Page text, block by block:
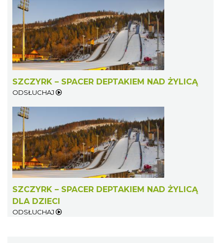
SZCZYRK – SPACER DEPTAKIEM NAD ŻYLICĄ
ODSŁUCHAJ
SZCZYRK – SPACER DEPTAKIEM NAD ŻYLICĄ
DLA DZIECI
ODSŁUCHAJ